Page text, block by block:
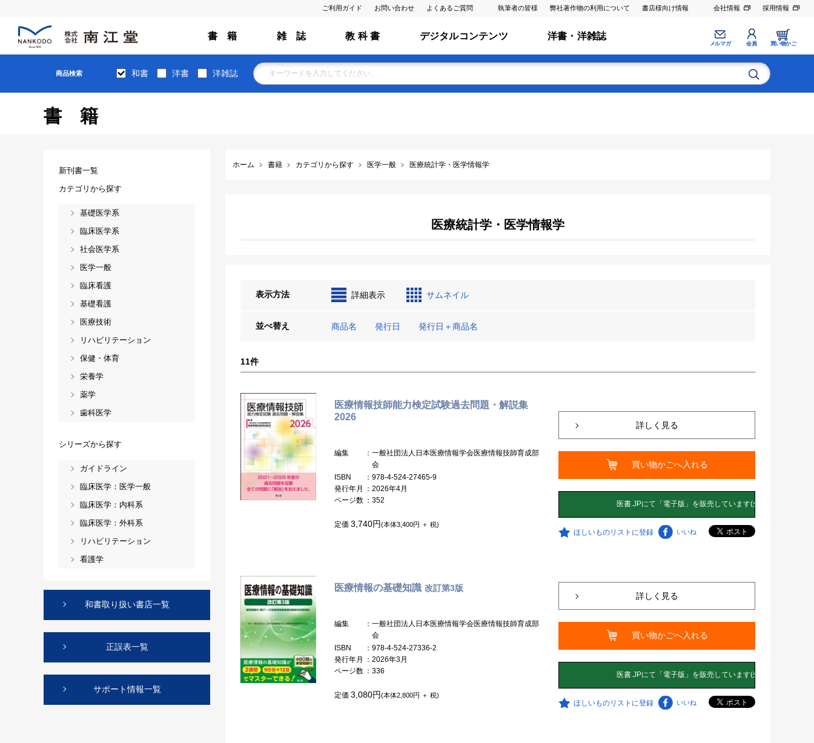
ご利用ガイド お問い合わせ よくあるご質問 執筆者の皆様 弊社著作物の利用について 書店様向け情報 会社情報 採用情報
書 籍 雑 誌 教 科 書 デジタルコンテンツ 洋書・洋雑誌
メルマガ 会員 買い物かご
商品検索 和書 洋書 洋雑誌
書籍
ホーム 書籍 カテゴリから探す 医学一般 医療統計学・医学情報学
医療統計学・医学情報学
表示方法 詳細表示 サムネイル
並べ替え 商品名 発行日 発行日＋商品名
11件
医療情報技師能力検定試験過去問題・解説集
2026
編集
：一般社団法人日本医療情報学会医療情報技師育成部
会
ISBN
：978-4-524-27465-9
発行年月
：2026年4月
ページ数 ：352
定価 3,740円(本体3,400円 ＋ 税)
詳しく見る
買い物かごへ入れる
ほしいものリストに登録 いいね
医療情報の基礎知識 改訂第3版
編集
：一般社団法人日本医療情報学会医療情報技師育成部
会
ISBN
：978-4-524-27336-2
発行年月
：2026年3月
ページ数 ：336
定価 3,080円(本体2,800円 ＋ 税)
詳しく見る
買い物かごへ入れる
ほしいものリストに登録 いいね
新刊書一覧
カテゴリから探す
基礎医学系
臨床医学系
社会医学系
医学一般
臨床看護
基礎看護
医療技術
リハビリテーション
保健・体育
栄養学
薬学
歯科医学
シリーズから探す
ガイドライン
臨床医学：医学一般
臨床医学：内科系
臨床医学：外科系
リハビリテーション
看護学
和書取り扱い書店一覧
正誤表一覧
サポート情報一覧